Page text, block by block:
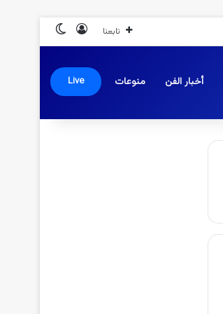
تابعنا تسجيل الدخول
أخبار الفن منوعات Live